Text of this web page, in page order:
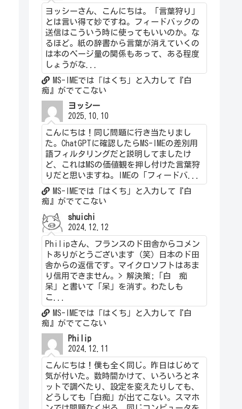
ヨッシーさん、こんにちは。「言葉狩り」
とは言い得て妙ですね。フィードバックの
送信はこういう時に使ってもいいのか。な
るほど。紙の辞書から言葉が消えていくの
は本のページ量の関係もあって、ある程度
しょうがな...
MS-IMEでは「はくち」と入力して『白
痴』がでてこない
ヨッシー
2025.10.10
こんにちは！同じ問題に行き当たりまし
た。ChatGPTに確認したらMS-IMEの差別用
語フィルタリングだと説明してましたけ
ど、これはMSの価値観を押し付けた言葉狩
りだと思いますね。IMEの「フィードバ...
MS-IMEでは「はくち」と入力して『白
痴』がでてこない
shuichi
2024.12.12
Philipさん、フランスのド田舎からコメン
トありがとうございます（笑）日本のド田
舎からの返信です。マイクロソフトはあま
り信用できません。> 解決策;「白 痴
呆」と書いて「呆」を消す。わたしも
こ...
MS-IMEでは「はくち」と入力して『白
痴』がでてこない
Philip
2024.12.11
こんにちは！僕も全く同じ。昨日はじめて
気が付いた。数時間かけて、いろいろとネ
ットで調べたり、設定を変えたりしても、
どうしても「白痴」が出てこない。スマホ